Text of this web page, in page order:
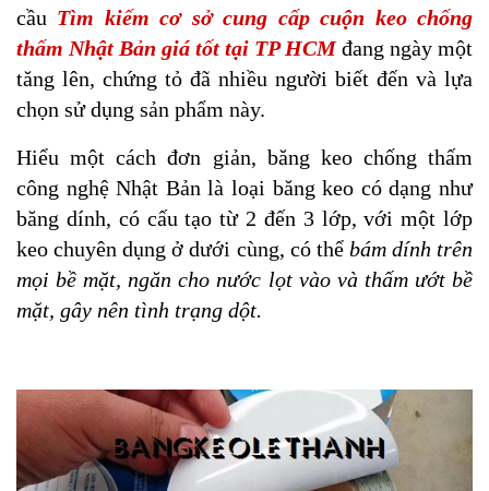
cầu Tìm kiếm cơ sở cung cấp cuộn keo chống
thấm Nhật Bản giá tốt tại TP HCM đang ngày một
tăng lên, chứng tỏ đã nhiều người biết đến và lựa
chọn sử dụng sản phẩm này.
Hiểu một cách đơn giản, băng keo chống thấm
công nghệ Nhật Bản là loại băng keo có dạng như
băng dính, có cấu tạo từ 2 đến 3 lớp, với một lớp
keo chuyên dụng ở dưới cùng, có thể bám dính trên
mọi bề mặt, ngăn cho nước lọt vào và thấm ướt bề
mặt, gây nên tình trạng dột.